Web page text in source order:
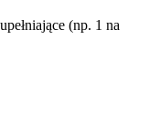
(np. 1 na